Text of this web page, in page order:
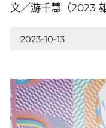
文／游千慧（2023
2023-10-13